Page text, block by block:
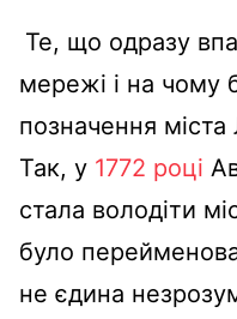
Те, що одразу
мережі і на чому
позначення міста
Так, у 1772 році
стала володіти
було
не єдина